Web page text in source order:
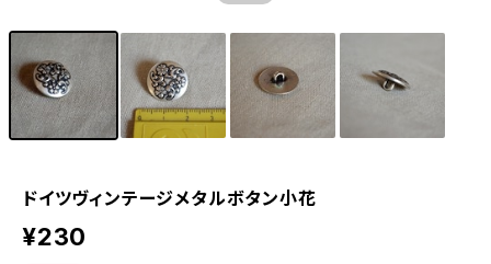
ドイツヴィンテージメタルボタン小花
¥230